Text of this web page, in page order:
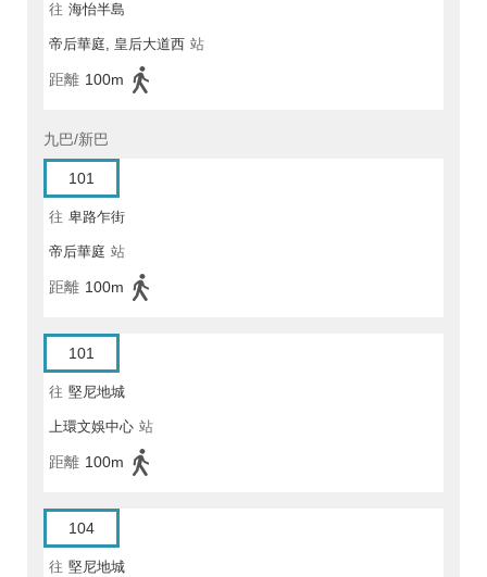
往 海怡半島
帝后華庭, 皇后大道西 站
距離 100m
九巴/新巴
101
往 卑路乍街
帝后華庭 站
距離 100m
101
往 堅尼地城
上環文娛中心 站
距離 100m
104
往 堅尼地城